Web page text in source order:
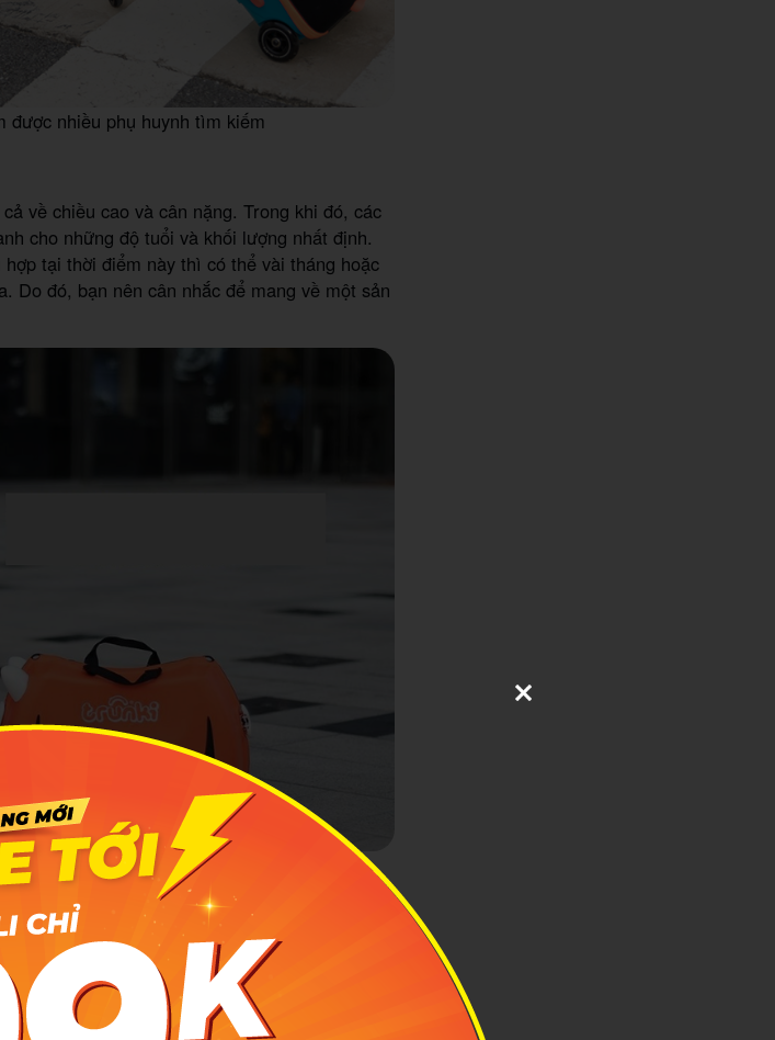
được nhiều phụ huynh tìm kiếm
về chiều cao và cân nặng. Trong khi đó, các
cho những độ tuổi và khối lượng nhất định.
tại thời điểm này thì có thể vài tháng hoặc
Do đó, bạn nên cân nhắc để mang về một sản
tốt để bé sử dụng lâu dài
phù hợp
vali ghế ngồi khác nhau. Một số loại phổ biến
có kích thước gọn gàng, chiều cao vừa đủ để